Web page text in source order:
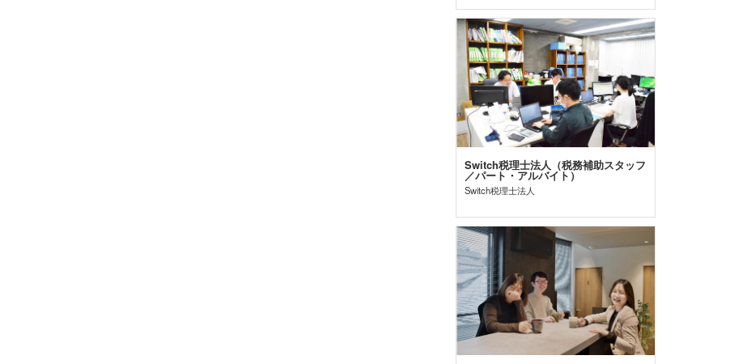
Switch税理士法人（税務補助スタッフ
／パート・アルバイト）
Switch税理士法人